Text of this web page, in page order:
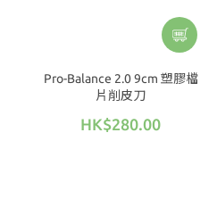
Pro-Balance 2.0 9cm 塑膠檔
片削皮刀
HK$280.00